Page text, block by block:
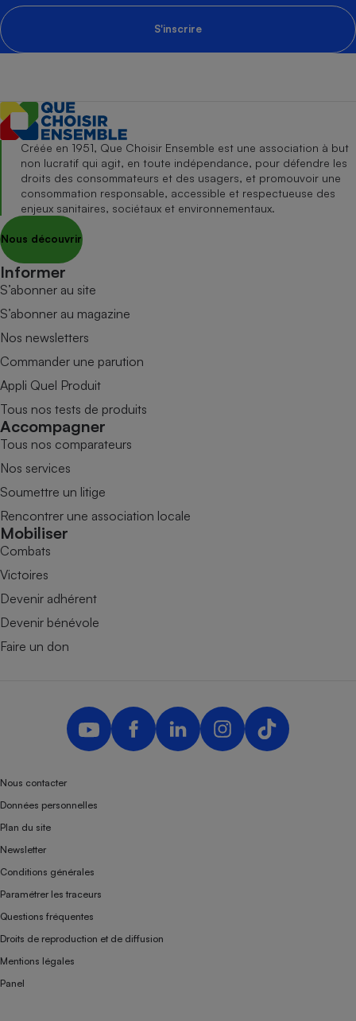
S'inscrire
Créée en 1951, Que Choisir Ensemble est une association à but
non lucratif qui agit, en toute indépendance, pour défendre les
droits des consommateurs et des usagers, et promouvoir une
consommation responsable, accessible et respectueuse des
enjeux sanitaires, sociétaux et environnementaux.
Nous découvrir
Informer
S’abonner au site
S’abonner au magazine
Nos newsletters
Commander une parution
Appli Quel Produit
Tous nos tests de produits
Accompagner
Tous nos comparateurs
Nos services
Soumettre un litige
Rencontrer une association locale
Mobiliser
Combats
Victoires
Devenir adhérent
Devenir bénévole
Faire un don
Nous contacter
Données personnelles
Plan du site
Newsletter
Conditions générales
Paramétrer les traceurs
Questions fréquentes
Droits de reproduction et de diffusion
Mentions légales
Panel